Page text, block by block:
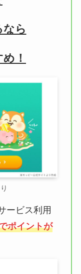
ら
！
ービス利用
ポイントが